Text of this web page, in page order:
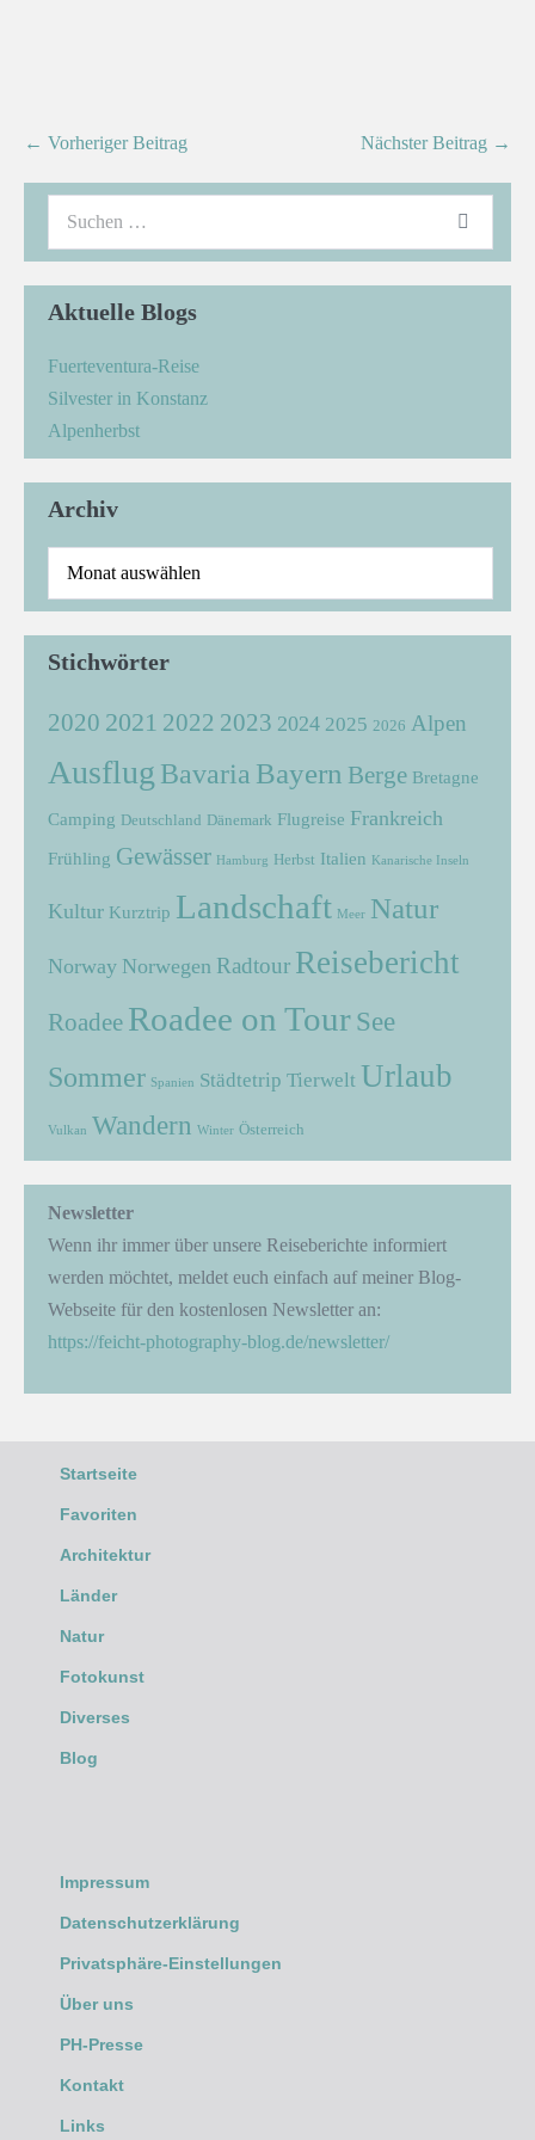
← Vorheriger Beitrag Nächster Beitrag →
Aktuelle Blogs
Fuerteventura-Reise
Silvester in Konstanz
Alpenherbst
Archiv
Stichwörter
2020 2021 2022 2023 2024 2025 2026 Alpen
Ausflug Bavaria Bayern Berge Bretagne
Camping Deutschland Dänemark Flugreise Frankreich
Frühling Gewässer Hamburg Herbst Italien Kanarische Inseln
Kultur Kurztrip Landschaft Meer Natur
Norway Norwegen Radtour Reisebericht
Roadee Roadee on Tour See
Sommer Spanien Städtetrip Tierwelt Urlaub
Vulkan Wandern Winter Österreich
Newsletter
Wenn ihr immer über unsere Reiseberichte informiert
werden möchtet, meldet euch einfach auf meiner Blog-
Webseite für den kostenlosen Newsletter an:
https://feicht-photography-blog.de/newsletter/
Startseite
Favoriten
Architektur
Länder
Natur
Fotokunst
Diverses
Blog
Impressum
Datenschutzerklärung
Privatsphäre-Einstellungen
Über uns
PH-Presse
Kontakt
Links